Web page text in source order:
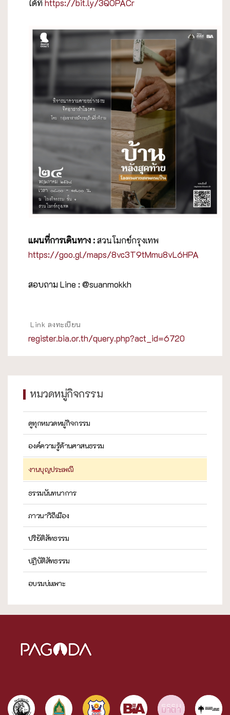
ได้ที่https://bit.ly/3QOPACr
แผนที่การเดินทาง :สวนโมกข์กรุงเทพ
https://goo.gl/maps/8vc3T9tMmu8vL6HPA
สอบถาม Line : @suanmokkh
Link ลงทะเบียน
register.bia.or.th/query.php?act_id=6720
หมวดหมู่กิจกรรม
ดูทุกหมวดหมู่กิจกรรม
องค์ความรู้ด้านศาสนธรรม
งานบุญประเพณี
ธรรมนันทนาการ
ภาวนาวิถีเมือง
ปริยัติสัทธรรม
ปฏิบัติสัทธรรม
อบรมบ่มเพาะ